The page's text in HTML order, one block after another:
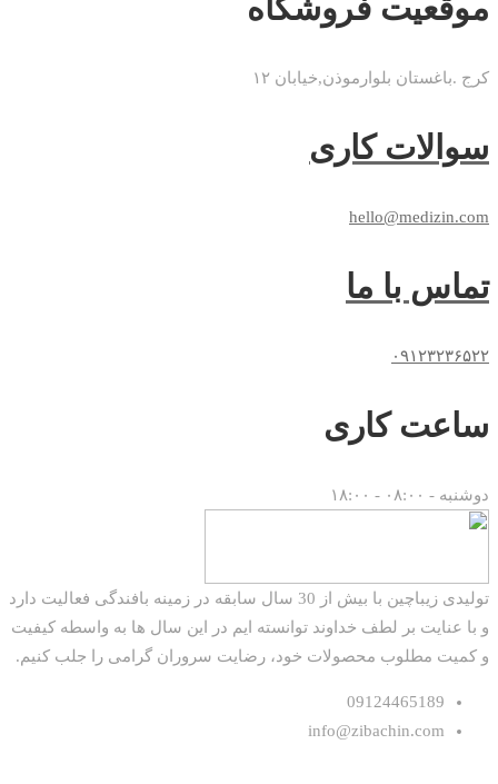
موقعیت فروشگاه
کرج .باغستان بلوارموذن,خیابان ۱۲
سوالات کاری
hello@medizin.com
تماس با ما
۰۹۱۲۳۲۳۶۵۲۲
ساعت کاری
دوشنبه - ۰۸:۰۰ - ۱۸:۰۰
تولیدی زیباچین با بیش از 30 سال سابقه در زمینه بافندگی فعالیت دارد
و با عنایت بر لطف خداوند توانسته ایم در این سال ها به واسطه کیفیت
و کمیت مطلوب محصولات خود، رضایت سروران گرامی را جلب کنیم.
09124465189
info@zibachin.com